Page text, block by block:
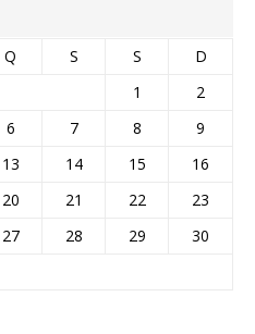
Q S S
D
1
2
6 7 8
9
13 14 15
16
20 21 22
23
27 28 29
30